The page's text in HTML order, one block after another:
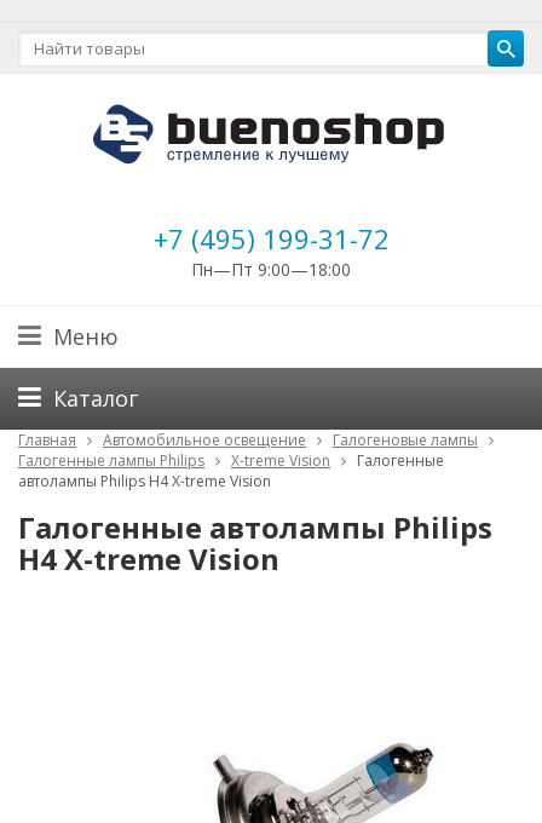
+7 (495) 199-31-72
Пн—Пт 9:00—18:00
Меню
Каталог
Главная Автомобильное освещение
Галогеновые лампы
Галогенные лампы Philips
X-treme Vision
Галогенные
автолампы Philips H4 X-treme Vision
Галогенные автолампы Philips
H4 X-treme Vision